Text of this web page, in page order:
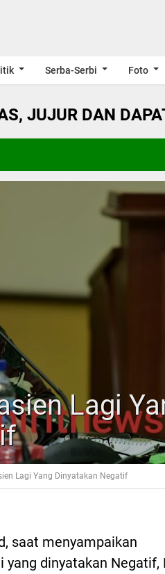
Serba-Serbi Foto
JUJUR DAN
Lagi
Lagi Yang Dinyatakan Negatif
saat menyampaikan
dinyatakan Negatif,